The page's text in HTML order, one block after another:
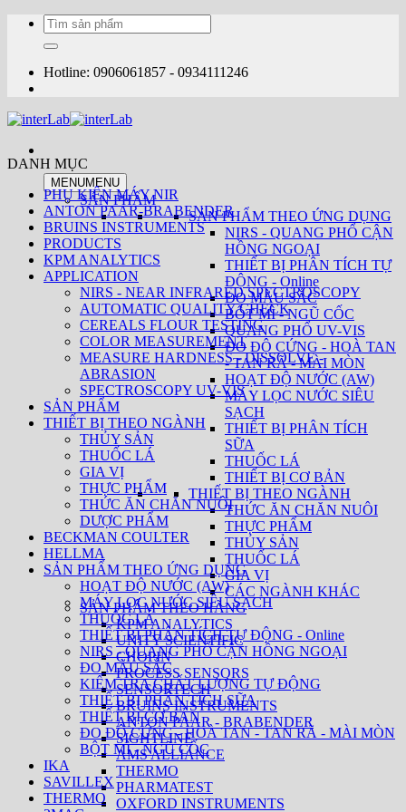
dung
Tìm
kiếm:
Hotline: 0906061857 - 0934111246
MENUMENU
SẢN PHẨM
SẢN PHẨM THEO ỨNG DỤNG
NIRS - QUANG PHỔ CẬN
HỒNG NGOẠI
THIẾT BỊ PHÂN TÍCH TỰ
ĐỘNG - Online
ĐO MÀU SẮC
BỘT MÌ - NGŨ CỐC
QUANG PHỔ UV-VIS
ĐO ĐỘ CỨNG - HOÀ TAN
- TAN RÃ - MÀI MÒN
HOẠT ĐỘ NƯỚC (AW)
MÁY LỌC NƯỚC SIÊU
SẠCH
THIẾT BỊ PHÂN TÍCH
SỮA
THUỐC LÁ
THIẾT BỊ CƠ BẢN
THIẾT BỊ THEO NGÀNH
THỨC ĂN CHĂN NUÔI
THỰC PHẨM
THỦY SẢN
THUỐC LÁ
GIA VỊ
CÁC NGÀNH KHÁC
SẢN PHẨM THEO HÃNG
KPM ANALYTICS
UNITY SCIENTIFIC
CHOPIN
PROCESS SENSORS
SENSORTECH
BRUINS INSTRUMENTS
ANTON PAAR - BRABENDER
SIGHTLINE
AMS ALLIANCE
THERMO
PHARMATEST
OXFORD INSTRUMENTS
DANH MỤC
PHỤ KIỆN MÁY NIR
ANTON PAAR-BRABENDER
BRUINS INSTRUMENTS
PRODUCTS
KPM ANALYTICS
APPLICATION
NIRS - NEAR INFRARED SPECTROSCOPY
AUTOMATIC QUALITY CHECK
CEREALS FLOUR TESTING
COLOR MEASUREMENT
MEASURE HARDNESS - DISSOLVE -
ABRASION
SPECTROSCOPY UV-VIS
SẢN PHẨM
THIẾT BỊ THEO NGÀNH
THỦY SẢN
THUỐC LÁ
GIA VỊ
THỰC PHẨM
THỨC ĂN CHĂN NUÔI
DƯỢC PHẨM
BECKMAN COULTER
HELLMA
SẢN PHẨM THEO ỨNG DỤNG
HOẠT ĐỘ NƯỚC (AW)
MÁY LỌC NƯỚC SIÊU SẠCH
THUỐC LÁ
THIẾT BỊ PHÂN TÍCH TỰ ĐỘNG - Online
NIRS - QUANG PHỔ CẬN HỒNG NGOẠI
ĐO MÀU SẮC
KIỂM TRA CHẤT LƯỢNG TỰ ĐỘNG
THIẾT BỊ PHÂN TÍCH SỮA
THIẾT BỊ CƠ BẢN
ĐO ĐỘ CỨNG - HOÀ TAN - TAN RÃ - MÀI MÒN
BỘT MÌ - NGŨ CỐC
IKA
SAVILLEX
THERMO